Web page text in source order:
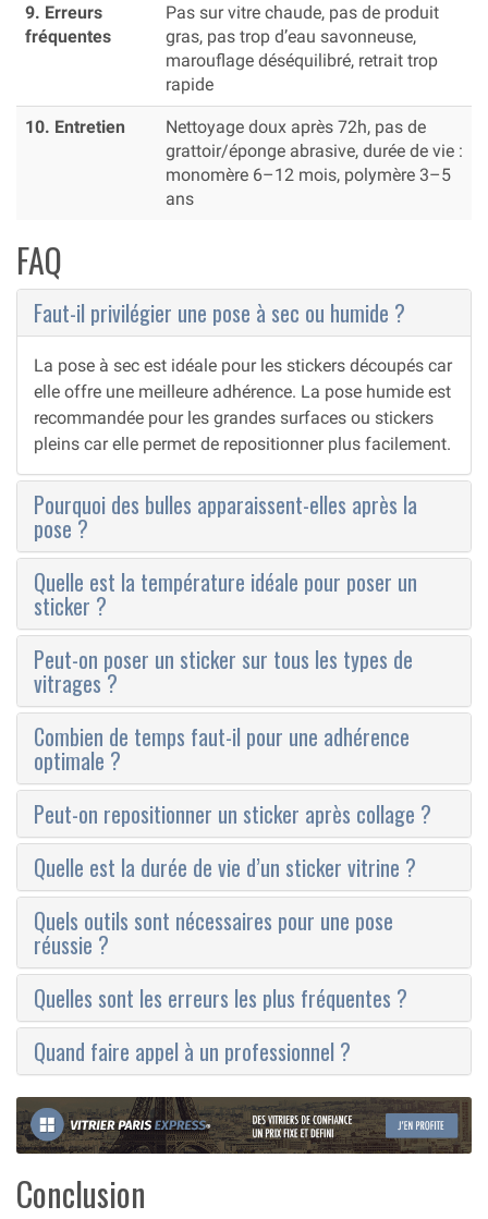
9. Erreurs
fréquentes
Pas sur vitre chaude, pas de produit
gras, pas trop d’eau savonneuse,
marouflage déséquilibré, retrait trop
rapide
10. Entretien
Nettoyage doux après 72h, pas de
grattoir/éponge abrasive, durée de vie :
monomère 6–12 mois, polymère 3–5
ans
FAQ
Faut-il privilégier une pose à sec ou humide ?
La pose à sec est idéale pour les stickers découpés car
elle offre une meilleure adhérence. La pose humide est
recommandée pour les grandes surfaces ou stickers
pleins car elle permet de repositionner plus facilement.
Pourquoi des bulles apparaissent-elles après la
pose ?
Quelle est la température idéale pour poser un
sticker ?
Peut-on poser un sticker sur tous les types de
vitrages ?
Combien de temps faut-il pour une adhérence
optimale ?
Peut-on repositionner un sticker après collage ?
Quelle est la durée de vie d’un sticker vitrine ?
Quels outils sont nécessaires pour une pose
réussie ?
Quelles sont les erreurs les plus fréquentes ?
Quand faire appel à un professionnel ?
Conclusion